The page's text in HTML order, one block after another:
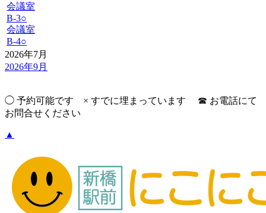
会議室
B-3○
会議室
B-4○
2026年7月
2026年9月
◯ 予約可能です × すでに埋まっています ☎︎ お電話にて
お問合せください
▲